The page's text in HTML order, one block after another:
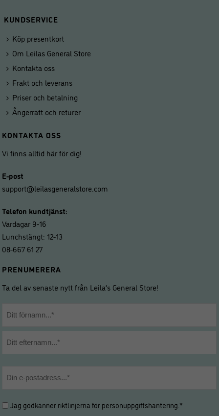
KUNDSERVICE
Köp presentkort
Om Leilas General Store
Kontakta oss
Frakt och leverans
Priser och betalning
Ångerrätt och returer
KONTAKTA OSS
Vi finns alltid här för dig!
E-post
support@leilasgeneralstore.com
Telefon kundtjänst:
Vardagar 9-16
Lunchstängt: 12-13
08-667 61 27
PRENUMERERA
Ta del av senaste nytt från Leila’s General Store!
Hantering
Jag godkänner riktlinjerna förpersonuppgiftshantering .*